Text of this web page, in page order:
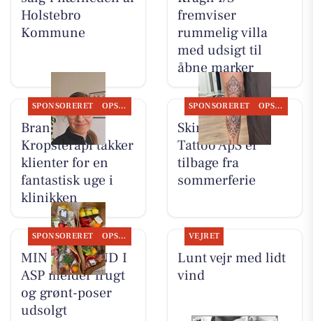
Holstebro
Kommune
fremviser
rummelig villa
med udsigt til
åbne marker
SPONSORERET OPSLAGSTAVLEN
Brandsborgs
Kropsterapi takker
klienter for en
fantastisk uge i
klinikken
SPONSORERET OPSLAGSTAVLEN
Skin & Colors
Tattoo ApS er
tilbage fra
sommerferie
SPONSORERET OPSLAGSTAVLEN
MIN KØBMAND I
ASP melder frugt
og grønt-poser
udsolgt
VEJRET
Lunt vejr med lidt
vind